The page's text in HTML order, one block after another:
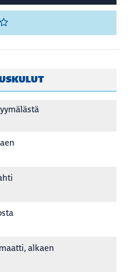
alkaen